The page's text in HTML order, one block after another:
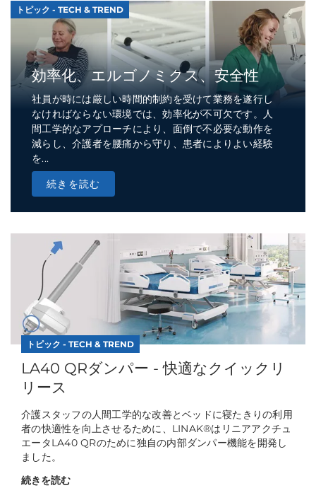
トピック - TECH & TREND
効率化、エルゴノミクス、安全性
社員が時には厳しい時間的制約を受けて業務を遂行し
なければならない環境では、効率化が不可欠です。人
間工学的なアプローチにより、面倒で不必要な動作を
減らし、介護者を腰痛から守り、患者によりよい経験
を...
続きを読む
トピック - TECH & TREND
LA40 QRダンパー - 快適なクイックリ
リース
介護スタッフの人間工学的な改善とベッドに寝たきりの利用
者の快適性を向上させるために、LINAK®はリニアアクチュ
エータLA40 QRのために独自の内部ダンパー機能を開発し
ました。
続きを読む